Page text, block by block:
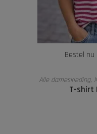
Bestel nu
Alle dameskleding,
T-shirt